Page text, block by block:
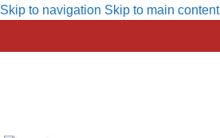
Skip to navigation Skip to main content